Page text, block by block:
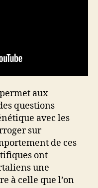
aux
questions
avec les
sur
de ces
ont
une
à celle que l’on